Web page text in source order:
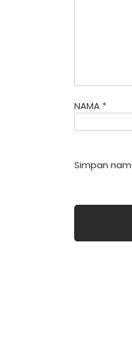
NAMA *
Simpan